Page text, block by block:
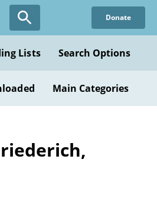
Donate
Lists Search Options
Main Categories